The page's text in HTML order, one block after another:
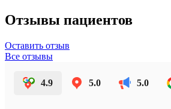
Отзывы пациентов
Оставить отзыв
Все отзывы
4.9 5.0 5.0